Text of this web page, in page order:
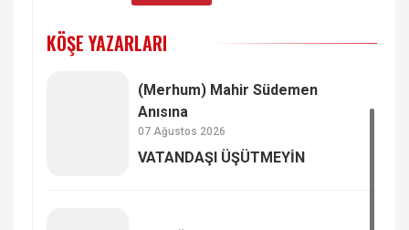
KÖŞE YAZARLARI
(Merhum) Mahir Südemen
Anısına
07 Ağustos 2026
VATANDAŞI ÜŞÜTMEYİN